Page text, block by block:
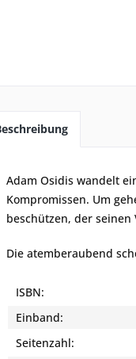
Adam Osidis wandelt
Kompromissen. Um
beschützen, der
Die atemberaubend
ISBN:
Einband:
Seitenzahl: